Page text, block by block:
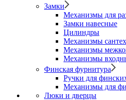
Замки
Механизмы для
Замки навесные
Цилиндры
Механизмы
Механизмы
Механизмы
Финская фурнитура
Ручки для
Механизмы для
Люки и дверцы